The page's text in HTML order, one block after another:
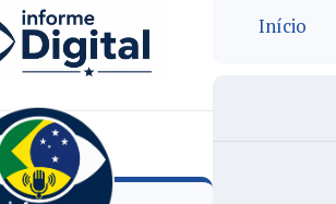
Início